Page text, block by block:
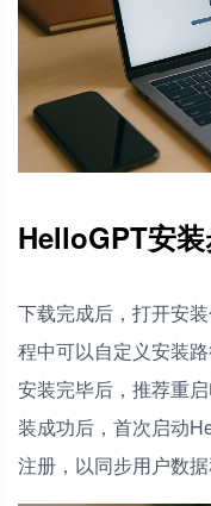
HelloGPT安
下载完成后，打开安
程中可以自定义安装
安装完毕后，推荐重
装成功后，首次启动
注册，以同步用户数据